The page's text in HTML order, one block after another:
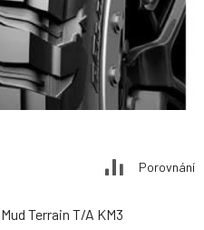
Porovnání
Mud Terrain T/A KM3